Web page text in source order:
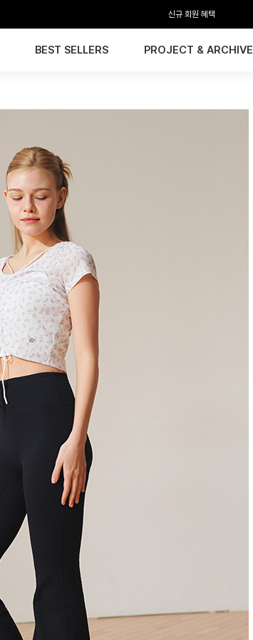
신규 회원 혜택
BEST SELLERS PROJECT & ARCHIVE